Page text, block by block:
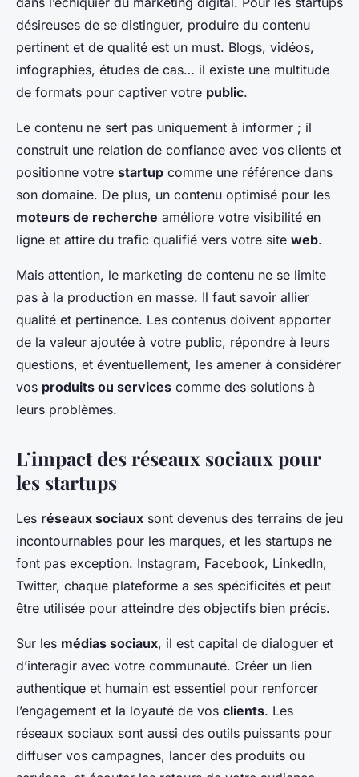
désireuses de se distinguer, produire du contenu
pertinent et de qualité est un must. Blogs, vidéos,
infographies, études de cas… il existe une multitude
de formats pour captiver votre public.
Le contenu ne sert pas uniquement à informer ; il
construit une relation de confiance avec vos clients et
positionne votre startup comme une référence dans
son domaine. De plus, un contenu optimisé pour les
moteurs de recherche améliore votre visibilité en
ligne et attire du trafic qualifié vers votre site web.
Mais attention, le marketing de contenu ne se limite
pas à la production en masse. Il faut savoir allier
qualité et pertinence. Les contenus doivent apporter
de la valeur ajoutée à votre public, répondre à leurs
questions, et éventuellement, les amener à considérer
vos produits ou services comme des solutions à
leurs problèmes.
L’impact des réseaux sociaux pour
les startups
Les réseaux sociaux sont devenus des terrains de jeu
incontournables pour les marques, et les startups ne
font pas exception. Instagram, Facebook, LinkedIn,
Twitter, chaque plateforme a ses spécificités et peut
être utilisée pour atteindre des objectifs bien précis.
Sur les médias sociaux, il est capital de dialoguer et
d’interagir avec votre communauté. Créer un lien
authentique et humain est essentiel pour renforcer
l’engagement et la loyauté de vos clients. Les
réseaux sociaux sont aussi des outils puissants pour
diffuser vos campagnes, lancer des produits ou